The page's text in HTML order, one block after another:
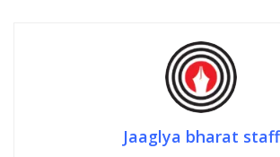
Jaaglya bharat staff